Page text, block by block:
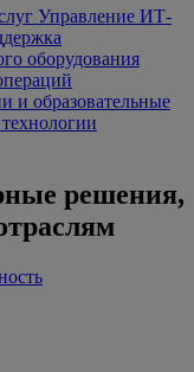
Управление ИТ-
оборудования
и образовательные
решения,